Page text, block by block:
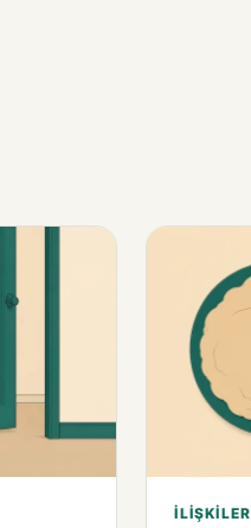
İLIŞKILER